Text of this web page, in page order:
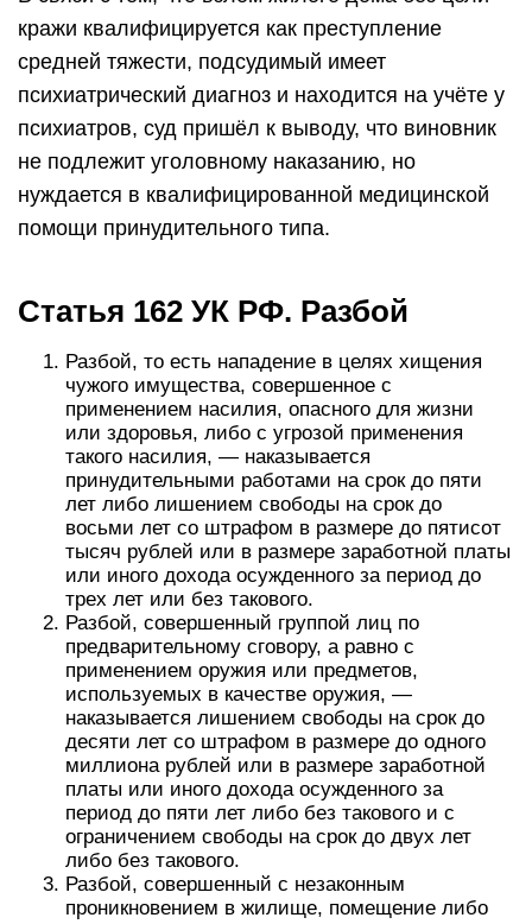
кражи квалифицируется как преступление
средней тяжести, подсудимый имеет
психиатрический диагноз и находится на учёте у
психиатров, суд пришёл к выводу, что виновник
не подлежит уголовному наказанию, но
нуждается в квалифицированной медицинской
помощи принудительного типа.
Статья 162 УК РФ. Разбой
Разбой, то есть нападение в целях хищения
чужого имущества, совершенное с
применением насилия, опасного для жизни
или здоровья, либо с угрозой применения
такого насилия, — наказывается
принудительными работами на срок до пяти
лет либо лишением свободы на срок до
восьми лет со штрафом в размере до пятисот
тысяч рублей или в размере заработной платы
или иного дохода осужденного за период до
трех лет или без такового.
Разбой, совершенный группой лиц по
предварительному сговору, а равно с
применением оружия или предметов,
используемых в качестве оружия, —
наказывается лишением свободы на срок до
десяти лет со штрафом в размере до одного
миллиона рублей или в размере заработной
платы или иного дохода осужденного за
период до пяти лет либо без такового и с
ограничением свободы на срок до двух лет
либо без такового.
Разбой, совершенный с незаконным
проникновением в жилище, помещение либо